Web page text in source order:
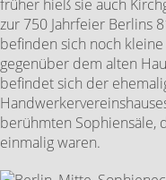
früher hieß sie auch
zur 750 Jahrfeier Berlins
befinden sich noch
gegenüber dem alten
befindet sich der
berühmten Sophiensäle,
einmalig waren.